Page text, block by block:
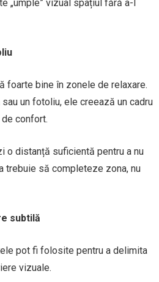
„umple” vizual spațiul fără a-l
foarte bine în zonele de relaxare.
un fotoliu, ele creează un cadru
confort.
o distanță suficientă pentru a nu
trebuie să completeze zona, nu
subtilă
pot fi folosite pentru a delimita
vizuale.